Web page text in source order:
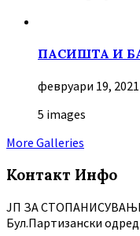
ПАСИШТА И
февруари 19, 2021
5 images
More Galleries
Контакт Инфо
ЈП ЗА
Бул.Партизански